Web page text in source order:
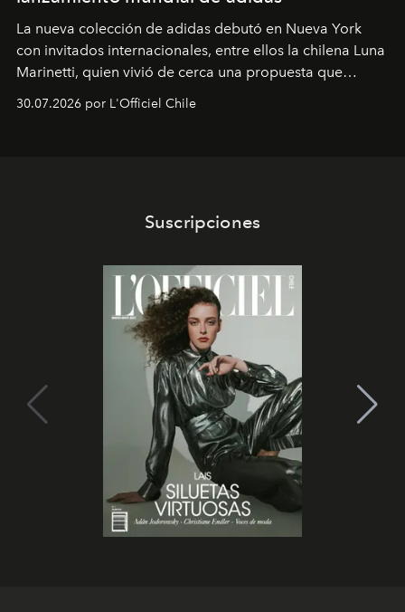
La nueva colección de adidas debutó en Nueva York
con invitados internacionales, entre ellos la chilena Luna
Marinetti, quien vivió de cerca una propuesta que
fusiona moda y rendimiento.
30.07.2026 por L'Officiel Chile
Suscripciones